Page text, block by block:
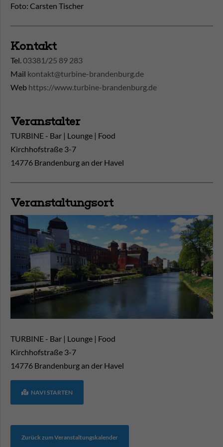
Foto: Carsten Tischer
Kontakt
Tel.03381/25 89 283
Mail kontakt@turbine-brandenburg.de
Web https://www.turbine-brandenburg.de
Veranstalter
TURBINE - Bar | Lounge | Food
Kirchhofstraße 3-7
14776 Brandenburg an der Havel
Veranstaltungsort
TURBINE - Bar | Lounge | Food
Kirchhofstraße 3-7
14776 Brandenburg an der Havel
NAVI STARTEN
Zurück zum Veranstaltungskalender